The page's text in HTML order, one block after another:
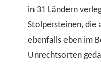
in 31 Ländern
Stolpersteinen, die
ebenfalls eben im
Unrechtsorten